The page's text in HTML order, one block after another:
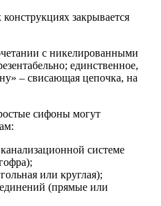
закрывается
с никелированными
единственное,
– свисающая цепочка, на
сифоны могут
системе
или круглая);
(прямые или